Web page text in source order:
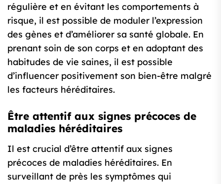
régulière et en évitant les comportements à
risque, il est possible de moduler l’expression
des gènes et d’améliorer sa santé globale. En
prenant soin de son corps et en adoptant des
habitudes de vie saines, il est possible
d’influencer positivement son bien-être malgré
les facteurs héréditaires.
Être attentif aux signes précoces de
maladies héréditaires
Il est crucial d’être attentif aux signes
précoces de maladies héréditaires. En
surveillant de près les symptômes qui